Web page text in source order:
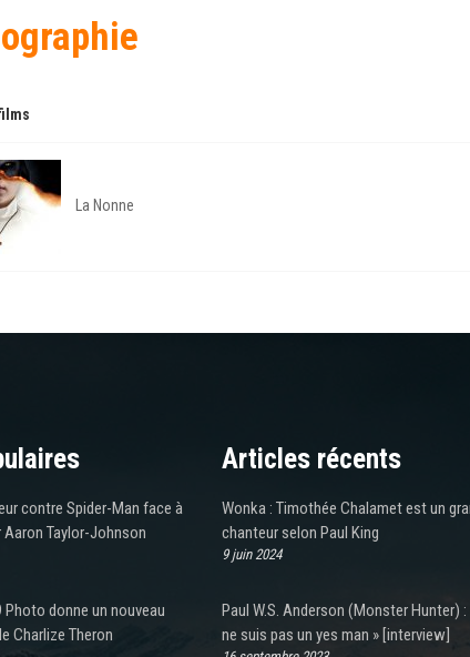
La Nonne
contre Spider-Man face à
Taylor-Johnson
Photo donne un nouveau
Charlize Theron
Articles récents
Wonka : Timothée Chalamet est un
chanteur selon Paul King
9 juin 2024
Paul W.S. Anderson (Monster Hunter) :
ne suis pas un yes man » [interview]